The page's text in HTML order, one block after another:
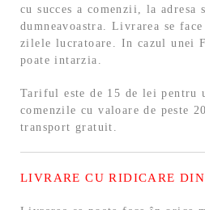
cu succes a comenzii, la adresa
dumneavoastra. Livrarea se
zilele lucratoare. In cazul unei
poate intarzia.
Tariful este de 15 de lei pentru
comenzile cu valoare de peste
transport gratuit.
LIVRARE CU RIDICARE